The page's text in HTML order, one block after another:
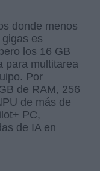
donde menos
es
los 16 GB
para multitarea
Por
de RAM, 256
de más de
PC,
de IA en